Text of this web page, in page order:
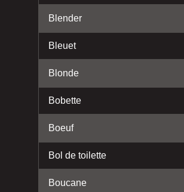
Blender
Bleuet
Blonde
Bobette
Boeuf
Bol de toilette
Boucane